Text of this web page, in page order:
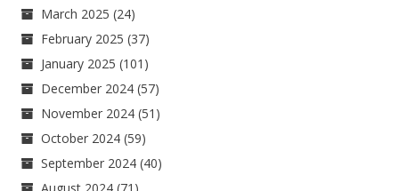
March 2025 (24)
February 2025 (37)
January 2025 (101)
December 2024 (57)
November 2024 (51)
October 2024 (59)
September 2024 (40)